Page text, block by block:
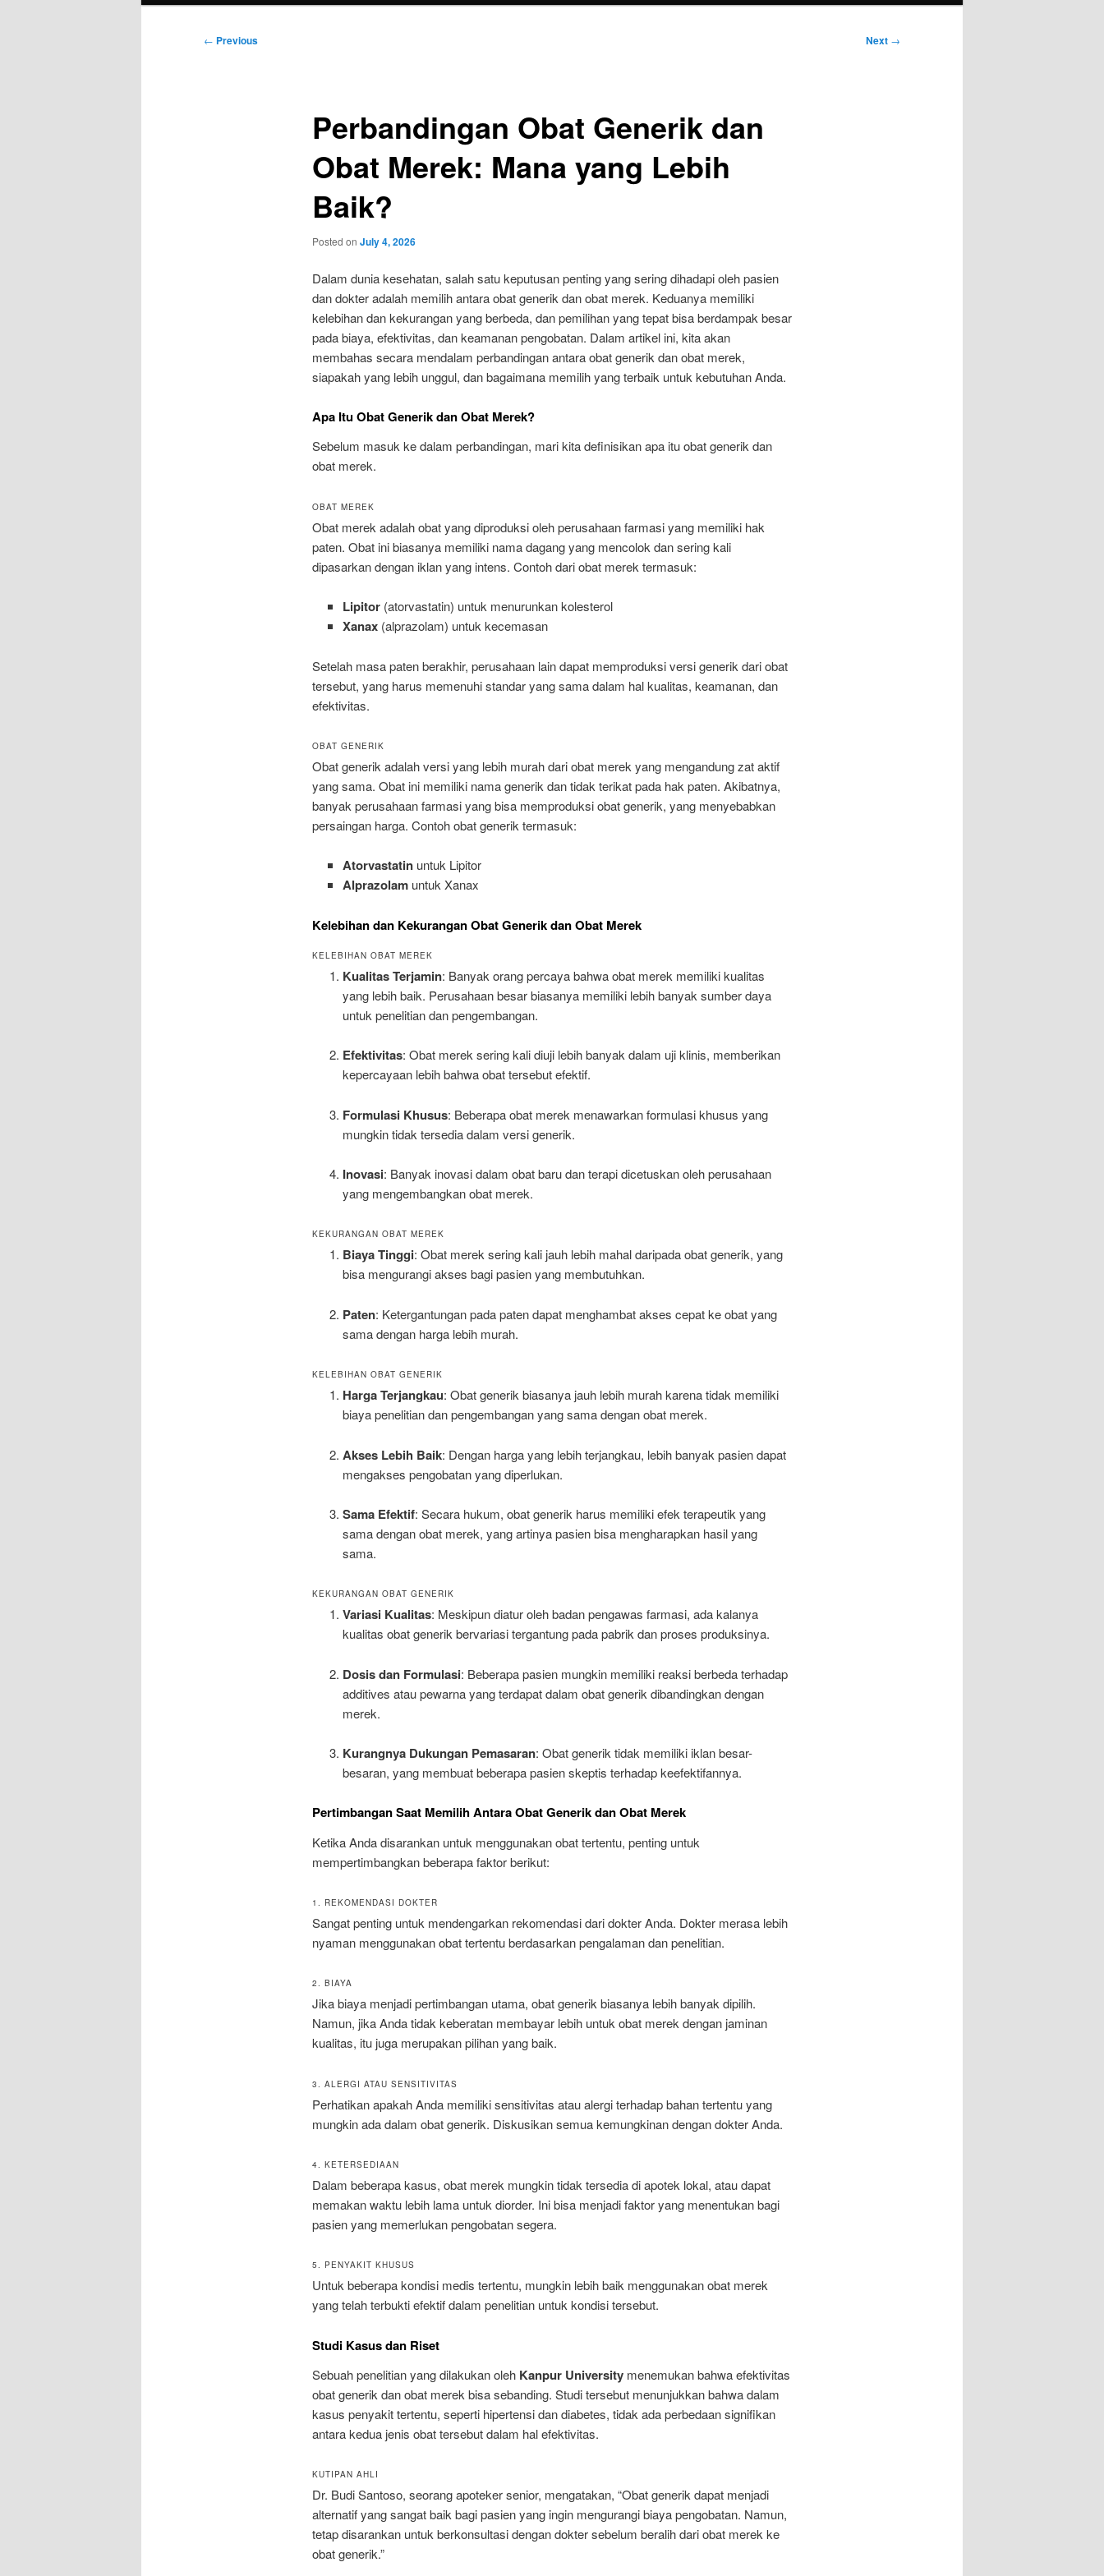
Post
← Previous Next →
Perbandingan Obat Generik dan
Obat Merek: Mana yang Lebih
Baik?
Posted on July 4, 2026
Dalam dunia kesehatan, salah satu keputusan penting yang sering dihadapi oleh pasien
dan dokter adalah memilih antara obat generik dan obat merek. Keduanya memiliki
kelebihan dan kekurangan yang berbeda, dan pemilihan yang tepat bisa berdampak besar
pada biaya, efektivitas, dan keamanan pengobatan. Dalam artikel ini, kita akan
membahas secara mendalam perbandingan antara obat generik dan obat merek,
siapakah yang lebih unggul, dan bagaimana memilih yang terbaik untuk kebutuhan Anda.
Apa Itu Obat Generik dan Obat Merek?
Sebelum masuk ke dalam perbandingan, mari kita definisikan apa itu obat generik dan
obat merek.
OBAT MEREK
Obat merek adalah obat yang diproduksi oleh perusahaan farmasi yang memiliki hak
paten. Obat ini biasanya memiliki nama dagang yang mencolok dan sering kali
dipasarkan dengan iklan yang intens. Contoh dari obat merek termasuk:
Lipitor (atorvastatin) untuk menurunkan kolesterol
Xanax (alprazolam) untuk kecemasan
Setelah masa paten berakhir, perusahaan lain dapat memproduksi versi generik dari obat
tersebut, yang harus memenuhi standar yang sama dalam hal kualitas, keamanan, dan
efektivitas.
OBAT GENERIK
Obat generik adalah versi yang lebih murah dari obat merek yang mengandung zat aktif
yang sama. Obat ini memiliki nama generik dan tidak terikat pada hak paten. Akibatnya,
banyak perusahaan farmasi yang bisa memproduksi obat generik, yang menyebabkan
persaingan harga. Contoh obat generik termasuk:
Atorvastatin untuk Lipitor
Alprazolam untuk Xanax
Kelebihan dan Kekurangan Obat Generik dan Obat Merek
KELEBIHAN OBAT MEREK
Kualitas Terjamin: Banyak orang percaya bahwa obat merek memiliki kualitas
yang lebih baik. Perusahaan besar biasanya memiliki lebih banyak sumber daya
untuk penelitian dan pengembangan.
Efektivitas: Obat merek sering kali diuji lebih banyak dalam uji klinis, memberikan
kepercayaan lebih bahwa obat tersebut efektif.
Formulasi Khusus: Beberapa obat merek menawarkan formulasi khusus yang
mungkin tidak tersedia dalam versi generik.
Inovasi: Banyak inovasi dalam obat baru dan terapi dicetuskan oleh perusahaan
yang mengembangkan obat merek.
KEKURANGAN OBAT MEREK
Biaya Tinggi: Obat merek sering kali jauh lebih mahal daripada obat generik, yang
bisa mengurangi akses bagi pasien yang membutuhkan.
Paten: Ketergantungan pada paten dapat menghambat akses cepat ke obat yang
sama dengan harga lebih murah.
KELEBIHAN OBAT GENERIK
Harga Terjangkau: Obat generik biasanya jauh lebih murah karena tidak memiliki
biaya penelitian dan pengembangan yang sama dengan obat merek.
Akses Lebih Baik: Dengan harga yang lebih terjangkau, lebih banyak pasien dapat
mengakses pengobatan yang diperlukan.
Sama Efektif: Secara hukum, obat generik harus memiliki efek terapeutik yang
sama dengan obat merek, yang artinya pasien bisa mengharapkan hasil yang
sama.
KEKURANGAN OBAT GENERIK
Variasi Kualitas: Meskipun diatur oleh badan pengawas farmasi, ada kalanya
kualitas obat generik bervariasi tergantung pada pabrik dan proses produksinya.
Dosis dan Formulasi: Beberapa pasien mungkin memiliki reaksi berbeda terhadap
additives atau pewarna yang terdapat dalam obat generik dibandingkan dengan
merek.
Kurangnya Dukungan Pemasaran: Obat generik tidak memiliki iklan besar-
besaran, yang membuat beberapa pasien skeptis terhadap keefektifannya.
Pertimbangan Saat Memilih Antara Obat Generik dan Obat Merek
Ketika Anda disarankan untuk menggunakan obat tertentu, penting untuk
mempertimbangkan beberapa faktor berikut:
1. REKOMENDASI DOKTER
Sangat penting untuk mendengarkan rekomendasi dari dokter Anda. Dokter merasa lebih
nyaman menggunakan obat tertentu berdasarkan pengalaman dan penelitian.
2. BIAYA
Jika biaya menjadi pertimbangan utama, obat generik biasanya lebih banyak dipilih.
Namun, jika Anda tidak keberatan membayar lebih untuk obat merek dengan jaminan
kualitas, itu juga merupakan pilihan yang baik.
3. ALERGI ATAU SENSITIVITAS
Perhatikan apakah Anda memiliki sensitivitas atau alergi terhadap bahan tertentu yang
mungkin ada dalam obat generik. Diskusikan semua kemungkinan dengan dokter Anda.
4. KETERSEDIAAN
Dalam beberapa kasus, obat merek mungkin tidak tersedia di apotek lokal, atau dapat
memakan waktu lebih lama untuk diorder. Ini bisa menjadi faktor yang menentukan bagi
pasien yang memerlukan pengobatan segera.
5. PENYAKIT KHUSUS
Untuk beberapa kondisi medis tertentu, mungkin lebih baik menggunakan obat merek
yang telah terbukti efektif dalam penelitian untuk kondisi tersebut.
Studi Kasus dan Riset
Sebuah penelitian yang dilakukan oleh Kanpur Universitymenemukan bahwa efektivitas
obat generik dan obat merek bisa sebanding. Studi tersebut menunjukkan bahwa dalam
kasus penyakit tertentu, seperti hipertensi dan diabetes, tidak ada perbedaan signifikan
antara kedua jenis obat tersebut dalam hal efektivitas.
KUTIPAN AHLI
Dr. Budi Santoso, seorang apoteker senior, mengatakan, “Obat generik dapat menjadi
alternatif yang sangat baik bagi pasien yang ingin mengurangi biaya pengobatan. Namun,
tetap disarankan untuk berkonsultasi dengan dokter sebelum beralih dari obat merek ke
obat generik.”